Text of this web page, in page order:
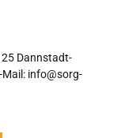
Dannstadt-
info@sorg-